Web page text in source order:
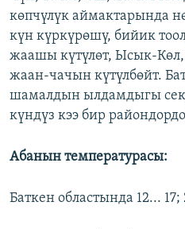
БИЗ ЖАНА ДҮЙНӨ
ДАНИСТЕ
ЭЖЕ-СИҢДИЛЕР
АЗАТТЫК+
ЫҢГАЙСЫЗ СУРООЛОР
Русский
ОНЛАЙН ШЕРИНЕ
көпчүлүк аймактарында
күн күркүрөшү, бийик
жаашы күтүлөт, Ысык-
жаан-чачын күтүлбөйт.
шамалдын ылдамдыгы
күндүз кээ бир
Абанын температурасы:
Баткен областында 12... 17;